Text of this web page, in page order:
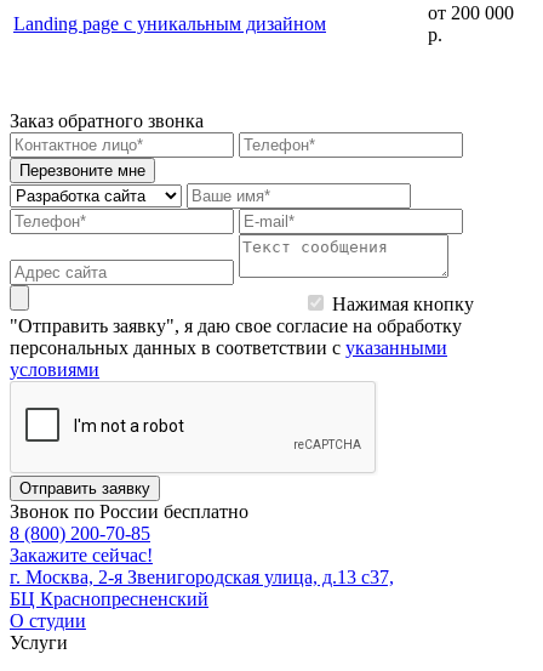
Landing page с уникальным дизайном
от 200 000
р.
Заказ обратного звонка
Перезвоните мне
Нажимая кнопку
"Отправить заявку", я даю свое согласие на обработку
персональных данных в соответствии с указанными
условиями
Отправить заявку
Звонок по России бесплатно
8 (800) 200-70-85
Закажите сейчас!
г. Москва, 2-я Звенигородская улица, д.13 с37,
БЦ Краснопресненский
О студии
Услуги